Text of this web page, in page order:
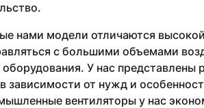
нами модели отличаются
с большими объемами
оборудования. У нас
зависимости от нужд и
вентиляторы у нас